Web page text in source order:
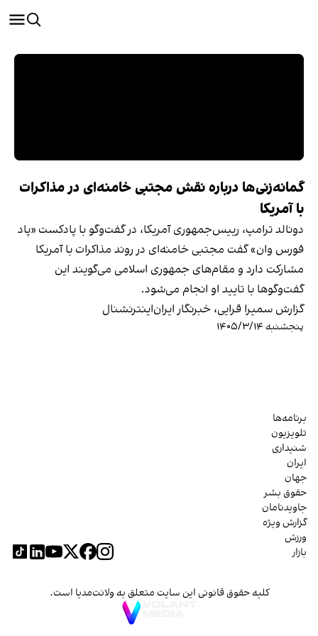
گمانه‌زنی‌ها درباره نقش مجتبی خامنه‌ای در مذاکرات
با آمریکا
دونالد ترامپ، رییس‌جمهوری آمریکا، در گفت‌وگو با پادکست «پاد
فورس وان» گفت مجتبی خامنه‌ای در روند مذاکرات با آمریکا
مشارکت دارد و مقام‌های جمهوری اسلامی می‌گویند این
گفت‌وگوها با تایید او انجام می‌شود.
گزارش سمیرا قرایی، خبرنگار ایران‌اینترنشنال
پنجشنبه ۱۴۰۵/۳/۱۴
برنامه‌ها
تلویزیون
شنیداری
ایران
جهان
حقوق بشر
جاویدنامان
گزارش ویژه
ورزش
بازار
کلیه حقوق قانونی این سایت متعلق به ولانت‌مدیا است.